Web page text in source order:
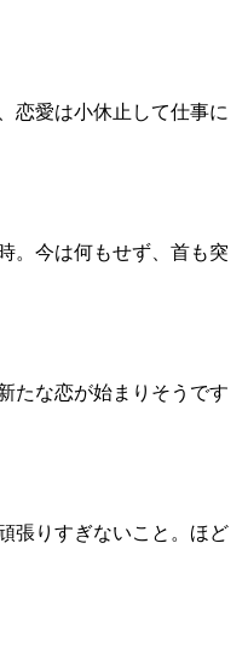
恋愛は小休止して仕事に
。今は何もせず、首も突
たな恋が始まりそうです
張りすぎないこと。ほど